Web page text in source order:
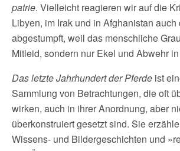
patrie. Vielleicht reagieren wir auf die
Libyen, im Irak und in Afghanistan auch
abgestumpft, weil das menschliche
Mitleid, sondern nur Ekel und Abwehr
Das letzte Jahrhundert der Pferde ist
Sammlung von Betrachtungen, die oft
wirken, auch in ihrer Anordnung, aber
überkonstruiert gesetzt sind. Sie
Wissens- und Bildergeschichten und